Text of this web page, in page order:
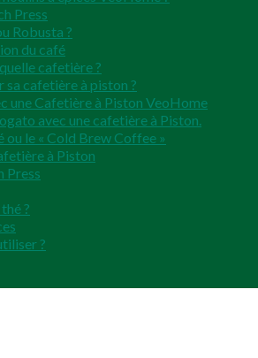
Press
Robusta ?
du café
cafetière ?
cafetière à piston ?
une Cafetière à Piston VeoHome
avec une cafetière à Piston.
ou le « Cold Brew Coffee »
à Piston
Press
?
?